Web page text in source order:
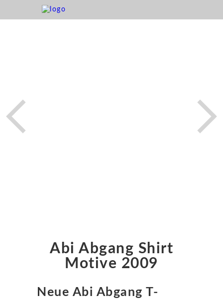
Abi Abgang Shirt
Motive 2009
Neue Abi Abgang T-